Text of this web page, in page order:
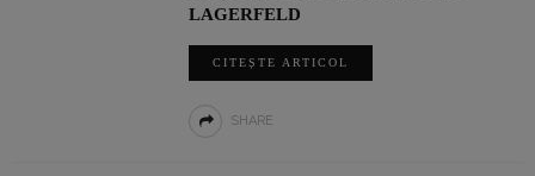
LAGERFELD
CITEȘTE ARTICOL
SHARE